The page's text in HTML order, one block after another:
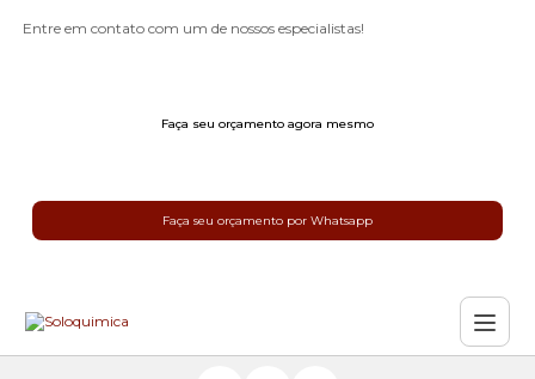
Entre em contato com um de nossos especialistas!
Faça seu orçamento agora mesmo
Faça seu orçamento por Whatsapp